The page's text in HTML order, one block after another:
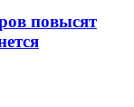
повысят